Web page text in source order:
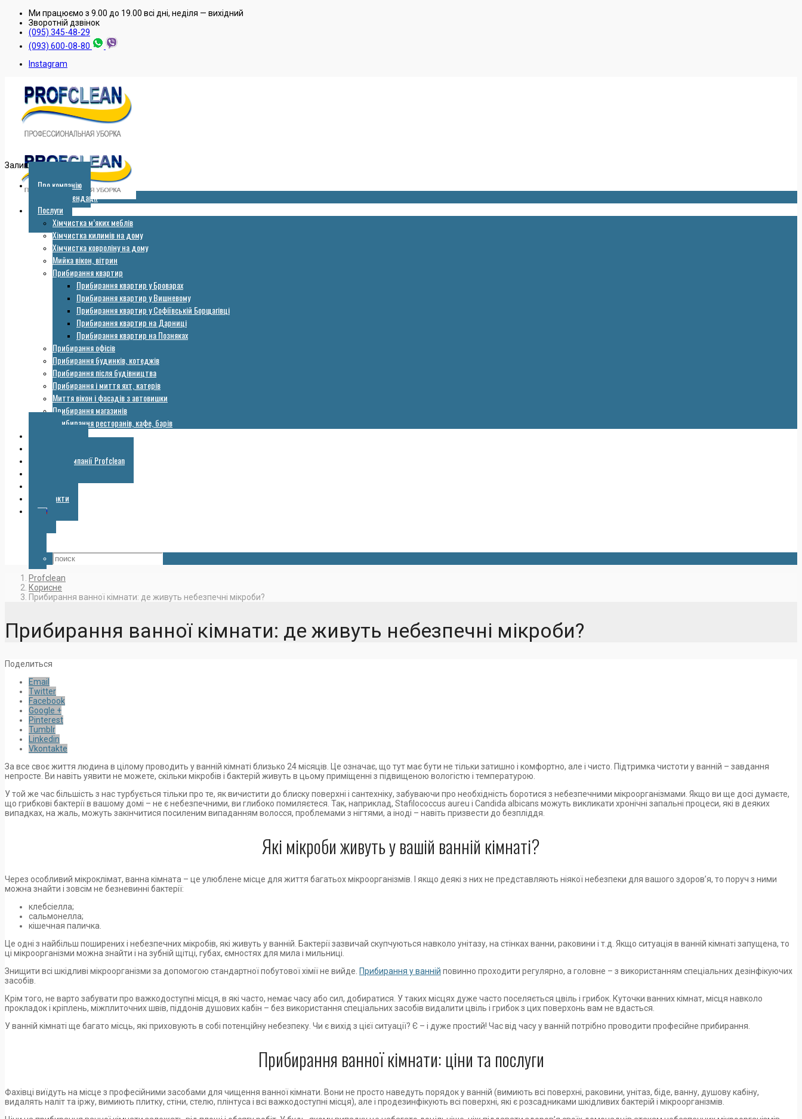
Ми працюємо з 9.00 до 19.00 всі дні, неділя — вихідний
Зворотнiй дзвiнок
(095) 345-48-29
(093) 600-08-80
Instagram
Залишити заявку
Про компанію
Рекомендації
Послуги
Хімчистка м’яких меблів
Хімчистка килимів на дому
Хімчистка ковроліну на дому
Мийка вікон, вітрин
Прибирання квартир
Прибирання квартир у Броварах
Прибирання квартир у Вишневому
Прибирання квартир у Софіївській Борщагівці
Прибирання квартир на Дарниці
Прибирання квартир на Позняках
Прибирання офісів
Прибирання будинків, котеджів
Прибирання після будівництва
Прибирання і миття яхт, катерів
Миття вікон і фасадів з автовишки
Прибирання магазинів
Прибирання ресторанів, кафе, барів
Галерея компанії Profclean
Контакти
Profclean
Корисне
Прибирання ванної кімнати: де живуть небезпечні мікроби?
Прибирання ванної кімнати: де живуть небезпечні мікроби?
Поделиться
Email
Twitter
Facebook
Google +
Pinterest
Tumblr
Linkedin
Vkontakte
За все своє життя людина в цілому проводить у ванній кімнаті близько 24 місяців. Це означає, що тут має бути не тільки затишно і комфортно, але і чисто. Підтримка чистоти у ванній – завдання
непросте. Ви навіть уявити не можете, скільки мікробів і бактерій живуть в цьому приміщенні з підвищеною вологістю і температурою.
У той же час більшість з нас турбується тільки про те, як вичистити до блиску поверхні і сантехніку, забуваючи про необхідність боротися з небезпечними мікроорганізмами. Якщо ви ще досі думаєте,
що грибкові бактерії в вашому домі – не є небезпечними, ви глибоко помиляєтеся. Так, наприклад, Stafilococcus aureu і Сandida albicans можуть викликати хронічні запальні процеси, які в деяких
випадках, на жаль, можуть закінчитися посиленим випаданням волосся, проблемами з нігтями, а іноді – навіть призвести до безпліддя.
Які мікроби живуть у вашій ванній кімнаті?
Через особливий мікроклімат, ванна кімната – це улюблене місце для життя багатьох мікроорганізмів. І якщо деякі з них не представляють ніякої небезпеки для вашого здоров’я, то поруч з ними
можна знайти і зовсім не безневинні бактерії:
клебсіелла;
сальмонелла;
кішечная паличка.
Це одні з найбільш поширених і небезпечних мікробів, які живуть у ванній. Бактерії зазвичай скупчуються навколо унітазу, на стінках ванни, раковини і т.д. Якщо ситуація в ванній кімнаті запущена, то
ці мікроорганізми можна знайти і на зубній щітці, губах, ємностях для мила і мильниці.
Знищити всі шкідливі мікроорганізми за допомогою стандартної побутової хімії не вийде. Прибирання у ванній повинно проходити регулярно, а головне – з використанням спеціальних дезінфікуючих
засобів.
Крім того, не варто забувати про важкодоступні місця, в які часто, немає часу або сил, добиратися. У таких місцях дуже часто поселяється цвіль і грибок. Куточки ванних кімнат, місця навколо
прокладок і кріплень, міжплиточних швів, піддонів душових кабін – без використання спеціальних засобів видалити цвіль і грибок з цих поверхонь вам не вдасться.
У ванній кімнаті ще багато місць, які приховують в собі потенційну небезпеку. Чи є вихід з цієї ситуації? Є – і дуже простий! Час від часу у ванній потрібно проводити професійне прибирання.
Прибирання ванної кімнати: ціни та послуги
Фахівці виїдуть на місце з професійними засобами для чищення ванної кімнати. Вони не просто наведуть порядок у ванній (вимиють всі поверхні, раковини, унітаз, біде, ванну, душову кабіну,
видалять наліт та іржу, вимиють плитку, стіни, стелю, плінтуса і всі важкодоступні місця), але і продезинфікують всі поверхні, які є розсадниками шкідливих бактерій і мікроорганізмів.